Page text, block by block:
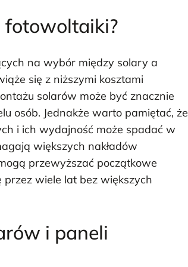
fotowoltaiki?
na wybór między solary a
się z niższymi kosztami
solarów może być znacznie
osób. Jednakże warto pamiętać, że
i ich wydajność może spadać w
większych nakładów
przewyższać początkowe
wiele lat bez większych
i paneli